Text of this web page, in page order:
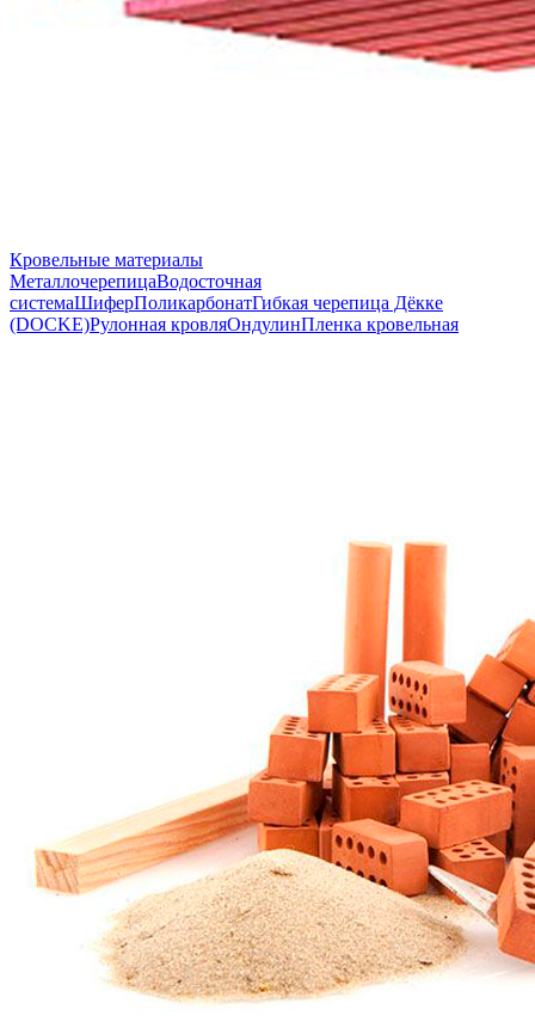
Кровельные материалы
МеталлочерепицаВодосточная
системаШиферПоликарбонатГибкая черепица Дёкке
(DOCKE)Рулонная кровляОндулинПленка кровельная